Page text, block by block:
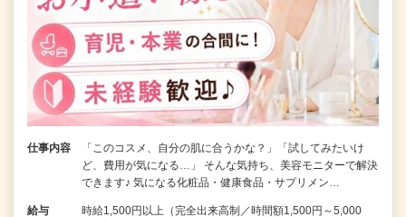
仕事内容
「このコスメ、自分の肌に合うかな？」「試してみたいけ
ど、費用が気になる…」 そんな気持ち、美容モニターで解決
できます♪ 気になる化粧品・健康食品・サプリメン…
給与
時給1,500円以上（完全出来高制／時間額1,500円～5,000